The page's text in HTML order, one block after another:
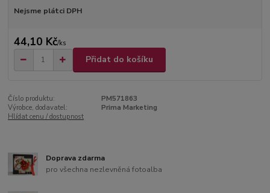
Nejsme plátci DPH
44,10 Kč/ks
Přidat do košíku
Číslo produktu:
PM571863
Výrobce, dodavatel:
Prima Marketing
Hlídat cenu / dostupnost
Doprava zdarma
pro všechna nezlevněná fotoalba